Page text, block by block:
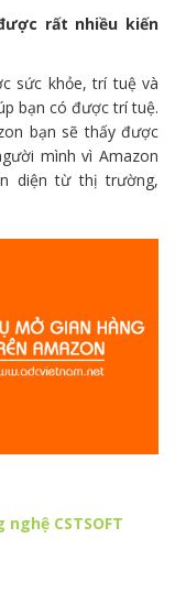
rất nhiều kiến
sức khỏe, trí tuệ và
bạn có được trí tuệ.
bạn sẽ thấy được
mình vì Amazon
diện từ thị trường,
CSTSOFT